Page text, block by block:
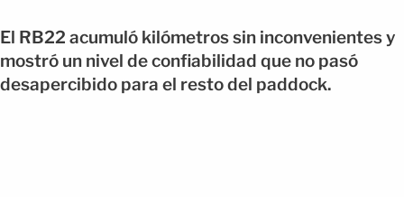
El RB22 acumuló kilómetros sin inconvenientes y
mostró un nivel de confiabilidad que no pasó
desapercibido para el resto del paddock.